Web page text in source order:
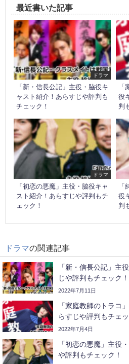
最近書いた記事
ドラマ
「新・信長公記」主役・脇役キ
ャスト紹介！あらすじや評判も
チェック！
「
役
判
ドラマ
「初恋の悪魔」主役・脇役キャ
スト紹介！あらすじや評判もチ
ェック！
「
役
判
ドラマの関連記事
「新・信長公記」主
じや評判もチェック！
2022年7月11日
「家庭教師のトラコ
らすじや評判もチェッ
2022年7月4日
「初恋の悪魔」主役
や評判もチェック！